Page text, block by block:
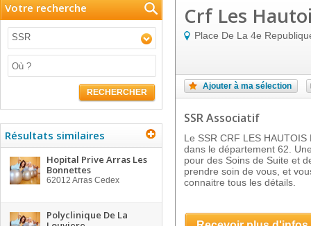
Votre recherche
SSR
RECHERCHER
Résultats similaires
Hopital Prive Arras Les
Bonnettes
62012 Arras Cedex
Polyclinique De La
Crf Les
Place De La 4e
Ajouter à ma sélection
SSR Associatif
Le SSR CRF LES
dans le département 62.
pour des Soins de Suite et
prendre soin de vous, et
connaitre tous les détails.